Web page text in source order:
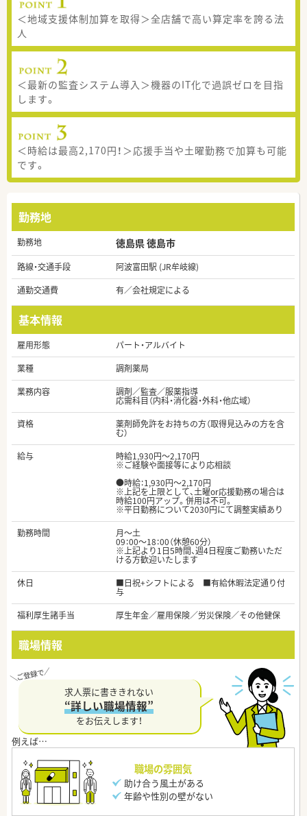
＜地域支援体制加算を取得＞全店舗で高い算定率を誇る法
人
＜最新の監査システム導入＞機器のIT化で過誤ゼロを目指
します。
＜時給は最高2,170円！＞応援手当や土曜勤務で加算も可能
です。
勤務地
勤務地 徳島県 徳島市
路線・交通手段
阿波富田駅 (JR牟岐線)
通勤交通費
有／会社規定による
基本情報
雇用形態
パート・アルバイト
業種
調剤薬局
業務内容
調剤／監査／服薬指導
応需科目（内科・消化器・外科・他広域）
資格
薬剤師免許をお持ちの方（取得見込みの方を含
む）
給与
時給1,930円～2,170円
※ご経験や面接等により応相談
●時給：1,930円〜2,170円
※上記を上限として、土曜or応援勤務の場合は
時給100円アップ。併用は不可。
※平日勤務について2030円にて調整実績あり
勤務時間
月～土
09：00～18：00（休憩60分）
※上記より1日5時間、週4日程度ご勤務いただ
ける方歓迎いたします
休日
■日祝+シフトによる ■有給休暇法定通り付
与
福利厚生諸手当
厚生年金／雇用保険／労災保険／その他健保
職場情報
求人票に書ききれない
“詳しい職場情報”
をお伝えします！
職場の雰囲気
助け合う風土がある
年齢や性別の壁がない